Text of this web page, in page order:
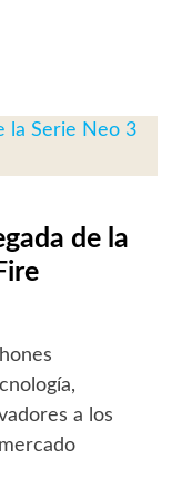
de la
a los